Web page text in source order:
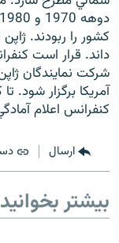
به ما بپیوندید
زبان‌های دیگر
کشور را ربودند.
داند. قرار است
شرکت نمايندگان
آمريکا برگزار شود.
کنفرانس اعلام
ارسال
بیشتر بخوانید